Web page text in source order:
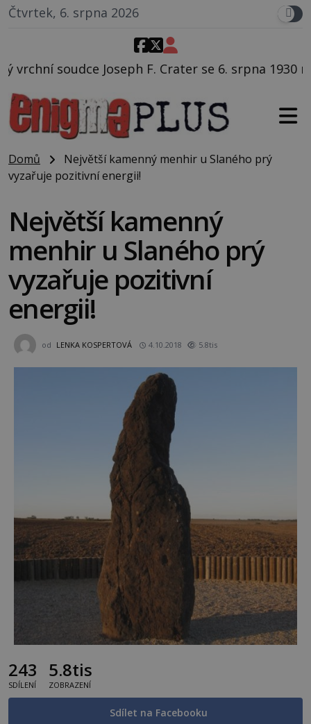
Čtvrtek, 6. srpna 2026
F. Crater se 6. srpna 1930 navečeří ve své
Domů
Největší kamenný menhir u Slaného prý
vyzařuje pozitivní energii!
Největší kamenný
menhir u Slaného prý
vyzařuje pozitivní
energii!
od LENKA KOSPERTOVÁ 4.10.2018 5.8tis
243
SDÍLENÍ
5.8tis
ZOBRAZENÍ
Sdílet na Facebooku